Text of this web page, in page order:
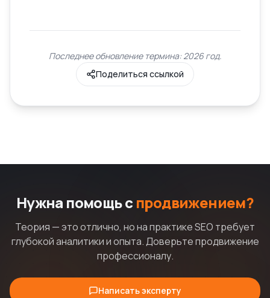
Последнее обновление термина: 2026 год.
Поделиться ссылкой
Нужна помощь с продвижением?
Теория — это отлично, но на практике SEO требует
глубокой аналитики и опыта. Доверьте продвижение
профессионалу.
Написать эксперту